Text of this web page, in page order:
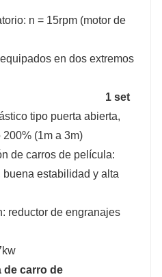
n = 15rpm (motor de
en dos extremos
1 set
tipo puerta abierta,
(1m a 3m)
de carros de película:
estabilidad y alta
reductor de engranajes
de carro de